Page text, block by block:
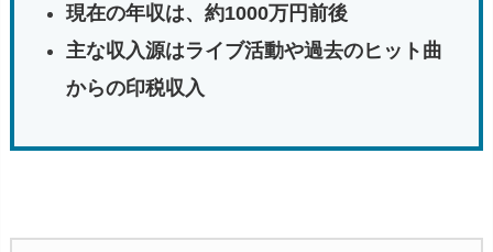
現在の年収は、約1000万円前後
主な収入源はライブ活動や過去のヒット曲
からの印税収入